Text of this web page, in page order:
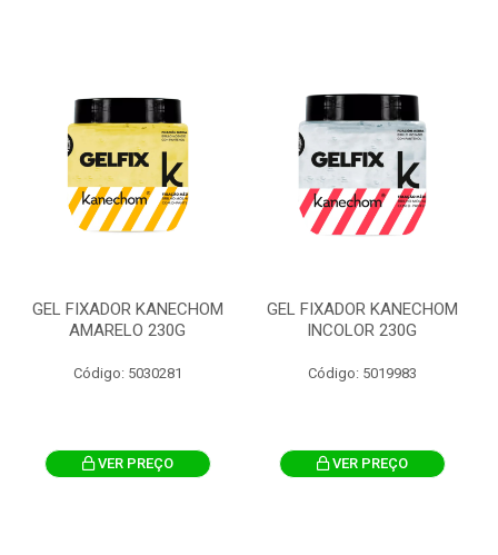
GEL FIXADOR KANECHOM
AMARELO 230G
Código: 5030281
VER PREÇO
GEL FIXADOR KANECHOM
INCOLOR 230G
Código: 5019983
VER PREÇO